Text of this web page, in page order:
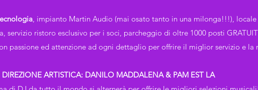
, impianto Martin Audio (mai osato tanto in una milonga!!!), locale
servizio ristoro esclusivo per i soci, parcheggio di oltre 1000 posti
passione ed attenzione ad ogni dettaglio per offrire il miglior servizio e la
DIREZIONE ARTISTICA: DANILO MADDALENA & PAM EST LA